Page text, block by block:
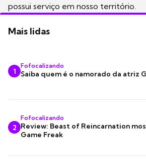
possui serviço em nosso território.
Mais lidas
1
Fofocalizando
Saiba quem é o namorado da atriz
2
Fofocalizando
Review: Beast of Reincarnation
Game Freak